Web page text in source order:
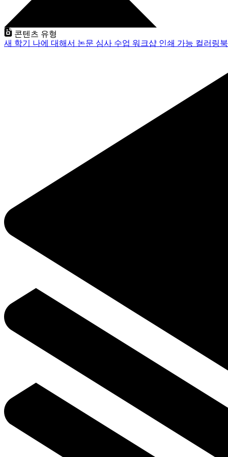
콘텐츠 유형
새 학기 나에 대해서 논문 심사 수업 워크샵 인쇄 가능 컬러링북